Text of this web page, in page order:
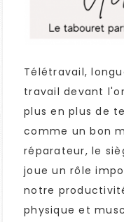
Télétravail,
travail devant
plus en plus de
comme un bon
réparateur, le
joue un rôle
notre
physique et